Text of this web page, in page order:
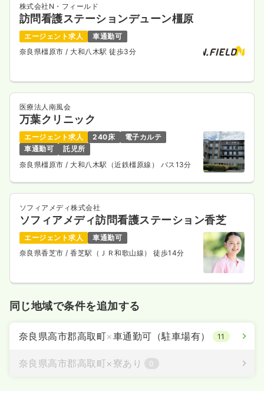
株式会社N・フィールド
訪問看護ステーションデューン橿原
エージェント求人
車通勤可
奈良県橿原市/ 大和八木駅 徒歩3分
医療法人南風会
万葉クリニック
エージェント求人 240床
電子カルテ
車通勤可
託児所
奈良県橿原市 / 大和八木駅（近鉄橿原線） バス13分
ソフィアメディ株式会社
ソフィアメディ訪問看護ステーション香芝
エージェント求人
車通勤可
奈良県香芝市/ 香芝駅（ＪＲ和歌山線） 徒歩14分
同じ地域で条件を追加する
奈良県高市郡高取町×車通勤可（駐車場有） 11
奈良県高市郡高取町× 寮あり 0